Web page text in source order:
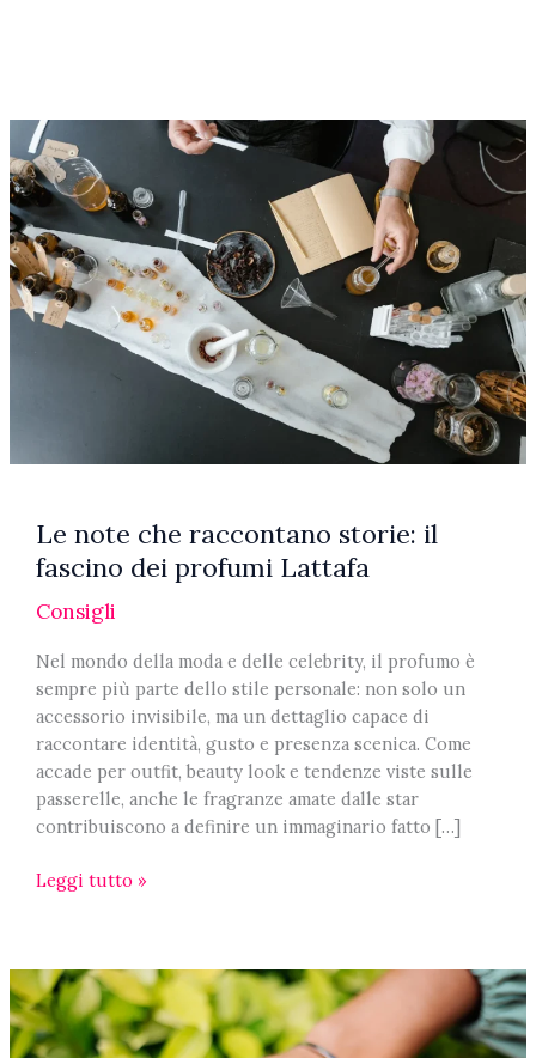
Le note che raccontano storie: il
fascino dei profumi Lattafa
Consigli
Nel mondo della moda e delle celebrity, il profumo è
sempre più parte dello stile personale: non solo un
accessorio invisibile, ma un dettaglio capace di
raccontare identità, gusto e presenza scenica. Come
accade per outfit, beauty look e tendenze viste sulle
passerelle, anche le fragranze amate dalle star
contribuiscono a definire un immaginario fatto […]
Le
storie:
il
fascino
Leggi tutto »